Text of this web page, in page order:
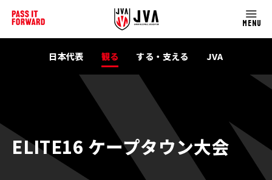
MENU
日本代表 観る する・支える JVA
ELITE16 ケープタウン大会